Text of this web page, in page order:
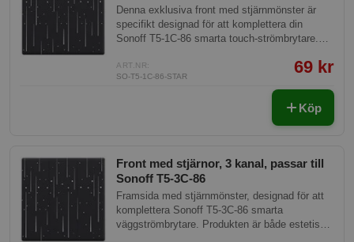
Denna exklusiva front med stjärnmönster är
specifikt designad för att komplettera din
Sonoff T5-1C-86 smarta touch-strömbrytare.
erbjuder denna front både funktionalitet och
elegans, vilket gör den till ett perfekt tillägg till
ART.NR:
SO-T5-1C-86-STAR
69 kr
Köp
Front med stjärnor, 3 kanal, passar till
Sonoff T5-3C-86
Framsida med stjärnmönster, designad för att
komplettera Sonoff T5-3C-86 smarta
väggströmbrytare. Produkten är både estetiskt